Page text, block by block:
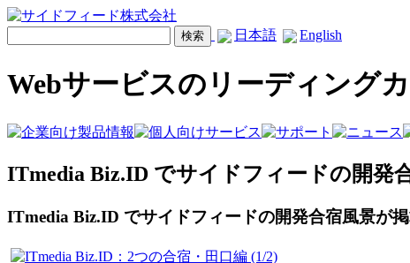
日本語 English
Webサービスのリーディング
ITmedia Biz.ID でサイドフィードの開発
ITmedia Biz.ID でサイドフィードの開発合宿風景が